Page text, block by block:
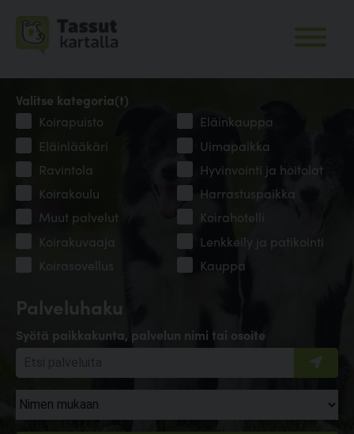
Palveluhaku
Syötä paikkakunta, palvelun nimi tai osoite
Valitse kategoria(t)
Koirapuisto
Eläinkauppa
Eläinlääkäri
Uimapaikka
Ravintola
Hyvinvointi ja hoitolat
Koirakoulu
Harrastuspaikka
Muut palvelut
Koirahotelli
Koirakuvaaja
Lenkkeily ja patikointi
Koirasovellus
Kauppa